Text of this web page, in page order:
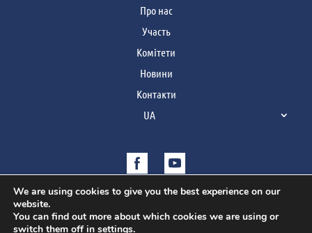
Про нас
Участь
Комітети
Новини
Контакти
UA
We are using cookies to give you the best experience on our
website.
You can find out more about which cookies we are using or
switch them off in settings.